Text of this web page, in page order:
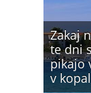
Zakaj
te dni
pikajo
v